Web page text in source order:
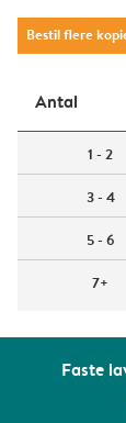
Faste
Bestil flere
Antal
1 - 2
3 - 4
5 - 6
7+